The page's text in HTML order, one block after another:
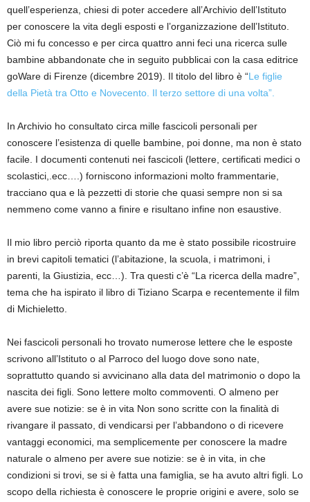
quell’esperienza, chiesi di poter accedere all’Archivio dell’Istituto
per conoscere la vita degli esposti e l’organizzazione dell’Istituto.
Ciò mi fu concesso e per circa quattro anni feci una ricerca sulle
bambine abbandonate che in seguito pubblicai con la casa editrice
goWare di Firenze (dicembre 2019). Il titolo del libro è “Le figlie
della Pietà tra Otto e Novecento. Il terzo settore di una volta”.
In Archivio ho consultato circa mille fascicoli personali per
conoscere l’esistenza di quelle bambine, poi donne, ma non è stato
facile. I documenti contenuti nei fascicoli (lettere, certificati medici o
scolastici,.ecc….) forniscono informazioni molto frammentarie,
tracciano qua e là pezzetti di storie che quasi sempre non si sa
nemmeno come vanno a finire e risultano infine non esaustive.
Il mio libro perciò riporta quanto da me è stato possibile ricostruire
in brevi capitoli tematici (l’abitazione, la scuola, i matrimoni, i
parenti, la Giustizia, ecc…). Tra questi c’è “La ricerca della madre”,
tema che ha ispirato il libro di Tiziano Scarpa e recentemente il film
di Michieletto.
Nei fascicoli personali ho trovato numerose lettere che le esposte
scrivono all’Istituto o al Parroco del luogo dove sono nate,
soprattutto quando si avvicinano alla data del matrimonio o dopo la
nascita dei figli. Sono lettere molto commoventi. O almeno per
avere sue notizie: se è in vita Non sono scritte con la finalità di
rivangare il passato, di vendicarsi per l’abbandono o di ricevere
vantaggi economici, ma semplicemente per conoscere la madre
naturale o almeno per avere sue notizie: se è in vita, in che
condizioni si trovi, se si è fatta una famiglia, se ha avuto altri figli. Lo
scopo della richiesta è conoscere le proprie origini e avere, solo se